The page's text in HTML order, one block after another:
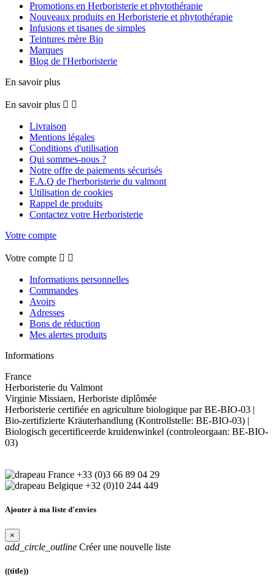
Promotions en Herboristerie et phytothérapie
Nouveaux produits en Herboristerie et phytothérapie
Infusions et tisanes de simples
Teintures mère Bio
Marques
Blog de l'Herboristerie
En savoir plus
En savoir plus  
Livraison
Mentions légales
Conditions d'utilisation
Qui sommes-nous ?
Notre offre de paiements sécurisés
F.A.Q de l'herboristerie du valmont
Utilisation de cookies
Rappel de produits
Contactez votre Herboristerie
Votre compte
Votre compte  
Informations personnelles
Commandes
Avoirs
Adresses
Bons de réduction
Mes alertes produits
Informations
France
Herboristerie du Valmont
Virginie Missiaen, Herboriste diplômée
Herboristerie certifiée en agriculture biologique par BE-BIO-03 |
Bio-zertifizierte Kräuterhandlung (Kontrollstelle: BE-BIO-03) |
Biologisch gecertificeerde kruidenwinkel (controleorgaan: BE-BIO-
03)
+33 (0)3 66 89 04 29
+32 (0)10 244 449
Ajouter à ma liste d'envies
×
add_circle_outline Créer une nouvelle liste
((title))